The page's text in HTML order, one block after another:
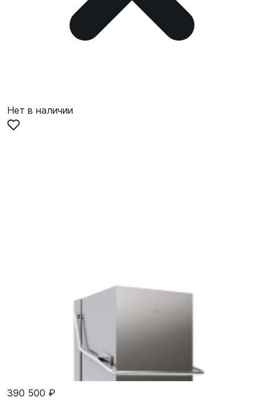
Нет в наличии
390 500 ₽